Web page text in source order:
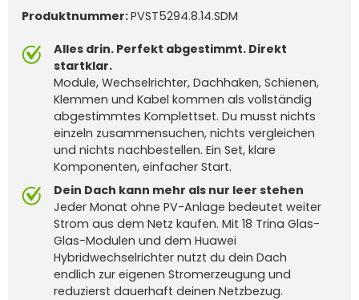
Produktnummer:PVST5294.8.14.SDM
Alles drin. Perfekt abgestimmt. Direkt
startklar.
Module, Wechselrichter, Dachhaken, Schienen,
Klemmen und Kabel kommen als vollständig
abgestimmtes Komplettset. Du musst nichts
einzeln zusammensuchen, nichts vergleichen
und nichts nachbestellen. Ein Set, klare
Komponenten, einfacher Start.
Dein Dach kann mehr als nur leer stehen
Jeder Monat ohne PV-Anlage bedeutet weiter
Strom aus dem Netz kaufen. Mit 18 Trina Glas-
Glas-Modulen und dem Huawei
Hybridwechselrichter nutzt du dein Dach
endlich zur eigenen Stromerzeugung und
reduzierst dauerhaft deinen Netzbezug.